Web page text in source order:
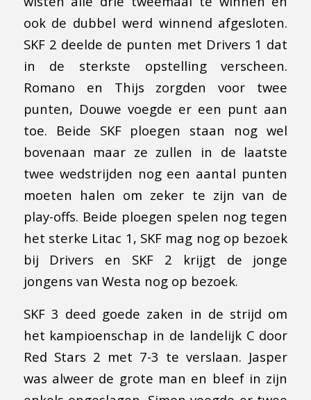
ook de dubbel werd winnend afgesloten.
SKF 2 deelde de punten met Drivers 1 dat
in de sterkste opstelling verscheen.
Romano en Thijs zorgden voor twee
punten, Douwe voegde er een punt aan
toe. Beide SKF ploegen staan nog wel
bovenaan maar ze zullen in de laatste
twee wedstrijden nog een aantal punten
moeten halen om zeker te zijn van de
play-offs. Beide ploegen spelen nog tegen
het sterke Litac 1, SKF mag nog op bezoek
bij Drivers en SKF 2 krijgt de jonge
jongens van Westa nog op bezoek.
SKF 3 deed goede zaken in de strijd om
het kampioenschap in de landelijk C door
Red Stars 2 met 7-3 te verslaan. Jasper
was alweer de grote man en bleef in zijn